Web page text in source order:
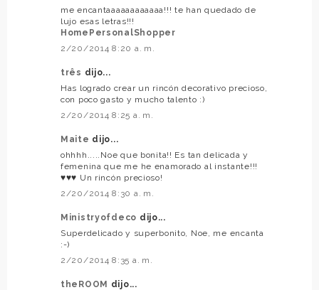
me encantaaaaaaaaaaaa!!! te han quedado de
lujo esas letras!!!
HomePersonalShopper
2/20/2014 8:20 a. m.
três dijo...
Has logrado crear un rincón decorativo precioso,
con poco gasto y mucho talento :)
2/20/2014 8:25 a. m.
Maite dijo...
ohhhh.....Noe que bonita!! Es tan delicada y
femenina que me he enamorado al instante!!!
♥♥♥ Un rincón precioso!
2/20/2014 8:30 a. m.
Ministryofdeco dijo...
Superdelicado y superbonito, Noe, me encanta
:-)
2/20/2014 8:35 a. m.
theROOM dijo...